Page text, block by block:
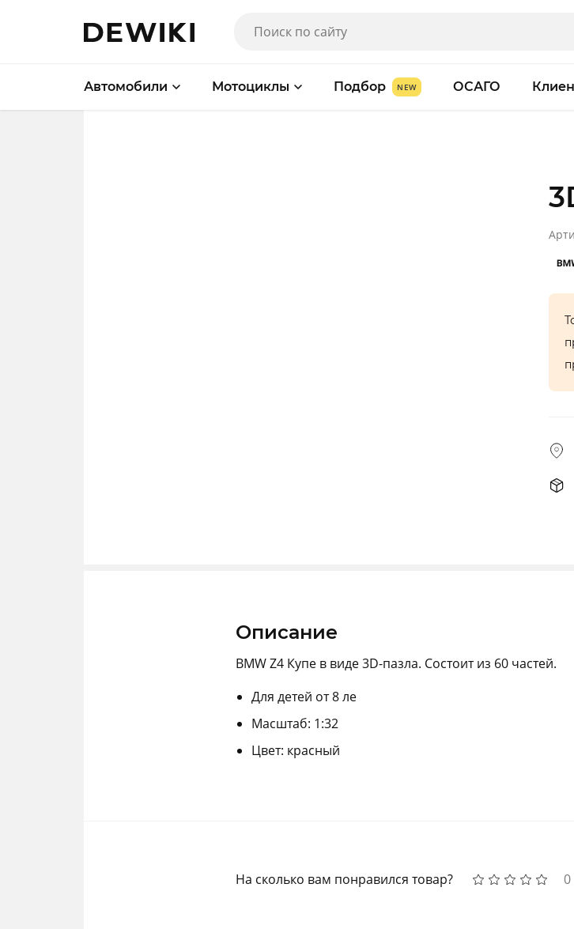
Автомобили Мотоциклы Подбор ОСАГО
Описание
BMW Z4 Купе в виде 3D-пазла. Состоит из 60 частей.
Для детей от 8 ле
Масштаб: 1:32
Цвет: красный
На сколько вам понравился товар? 0